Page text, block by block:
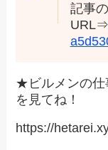
記事の
URL⇒
★ビルメンの仕
を見てね！
https://